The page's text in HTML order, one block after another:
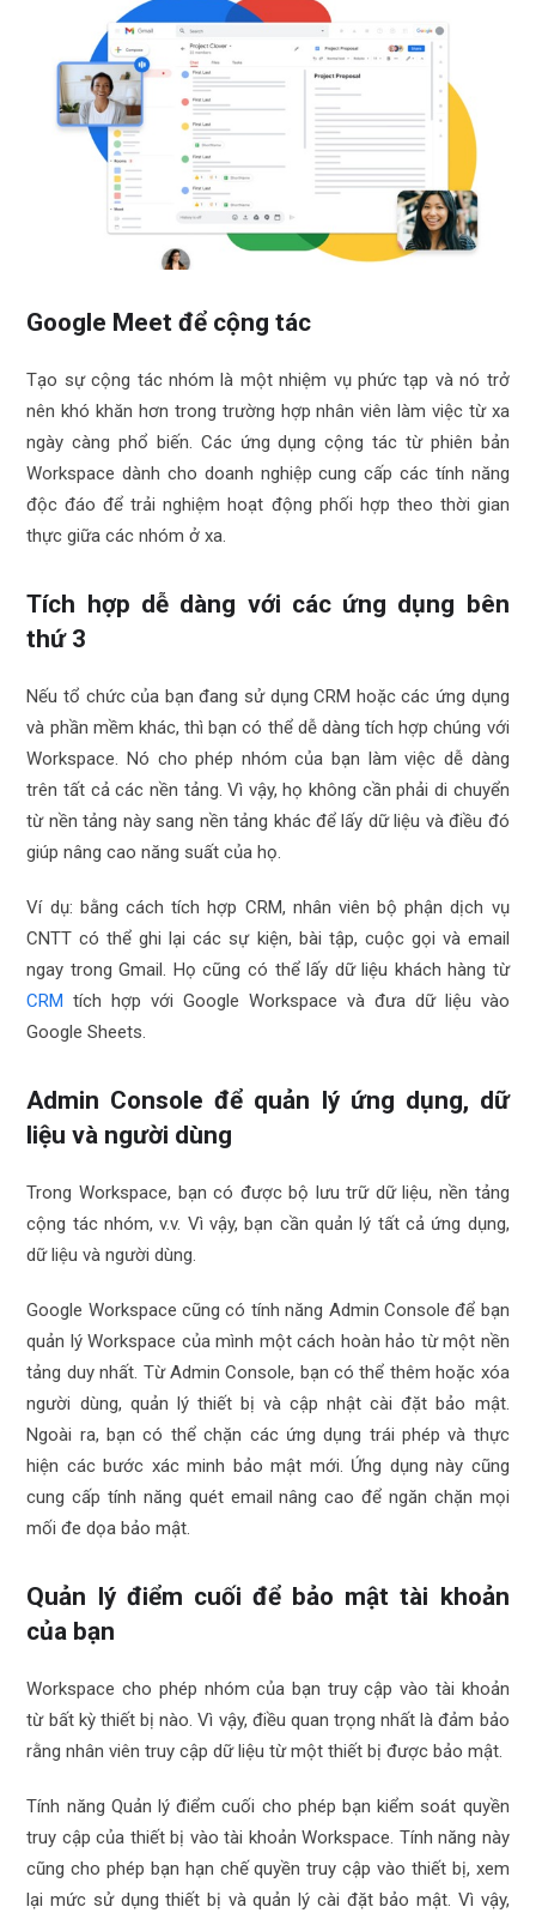
Google Meet để cộng tác
Tạo sự cộng tác nhóm là một nhiệm vụ phức tạp và nó trở
nên khó khăn hơn trong trường hợp nhân viên làm việc từ xa
ngày càng phổ biến. Các ứng dụng cộng tác từ phiên bản
Workspace dành cho doanh nghiệp cung cấp các tính năng
độc đáo để trải nghiệm hoạt động phối hợp theo thời gian
thực giữa các nhóm ở xa.
Tích hợp dễ dàng với các ứng dụng bên
thứ 3
Nếu tổ chức của bạn đang sử dụng CRM hoặc các ứng dụng
và phần mềm khác, thì bạn có thể dễ dàng tích hợp chúng với
Workspace. Nó cho phép nhóm của bạn làm việc dễ dàng
trên tất cả các nền tảng. Vì vậy, họ không cần phải di chuyển
từ nền tảng này sang nền tảng khác để lấy dữ liệu và điều đó
giúp nâng cao năng suất của họ.
Ví dụ: bằng cách tích hợp CRM, nhân viên bộ phận dịch vụ
CNTT có thể ghi lại các sự kiện, bài tập, cuộc gọi và email
ngay trong Gmail. Họ cũng có thể lấy dữ liệu khách hàng từ
CRM tích hợp với Google Workspace và đưa dữ liệu vào
Google Sheets.
Admin Console để quản lý ứng dụng, dữ
liệu và người dùng
Trong Workspace, bạn có được bộ lưu trữ dữ liệu, nền tảng
cộng tác nhóm, v.v. Vì vậy, bạn cần quản lý tất cả ứng dụng,
dữ liệu và người dùng.
Google Workspace cũng có tính năng Admin Console để bạn
quản lý Workspace của mình một cách hoàn hảo từ một nền
tảng duy nhất. Từ Admin Console, bạn có thể thêm hoặc xóa
người dùng, quản lý thiết bị và cập nhật cài đặt bảo mật.
Ngoài ra, bạn có thể chặn các ứng dụng trái phép và thực
hiện các bước xác minh bảo mật mới. Ứng dụng này cũng
cung cấp tính năng quét email nâng cao để ngăn chặn mọi
mối đe dọa bảo mật.
Quản lý điểm cuối để bảo mật tài khoản
của bạn
Workspace cho phép nhóm của bạn truy cập vào tài khoản
từ bất kỳ thiết bị nào. Vì vậy, điều quan trọng nhất là đảm bảo
rằng nhân viên truy cập dữ liệu từ một thiết bị được bảo mật.
Tính năng Quản lý điểm cuối cho phép bạn kiểm soát quyền
truy cập của thiết bị vào tài khoản Workspace. Tính năng này
cũng cho phép bạn hạn chế quyền truy cập vào thiết bị, xem
lại mức sử dụng thiết bị và quản lý cài đặt bảo mật. Vì vậy,